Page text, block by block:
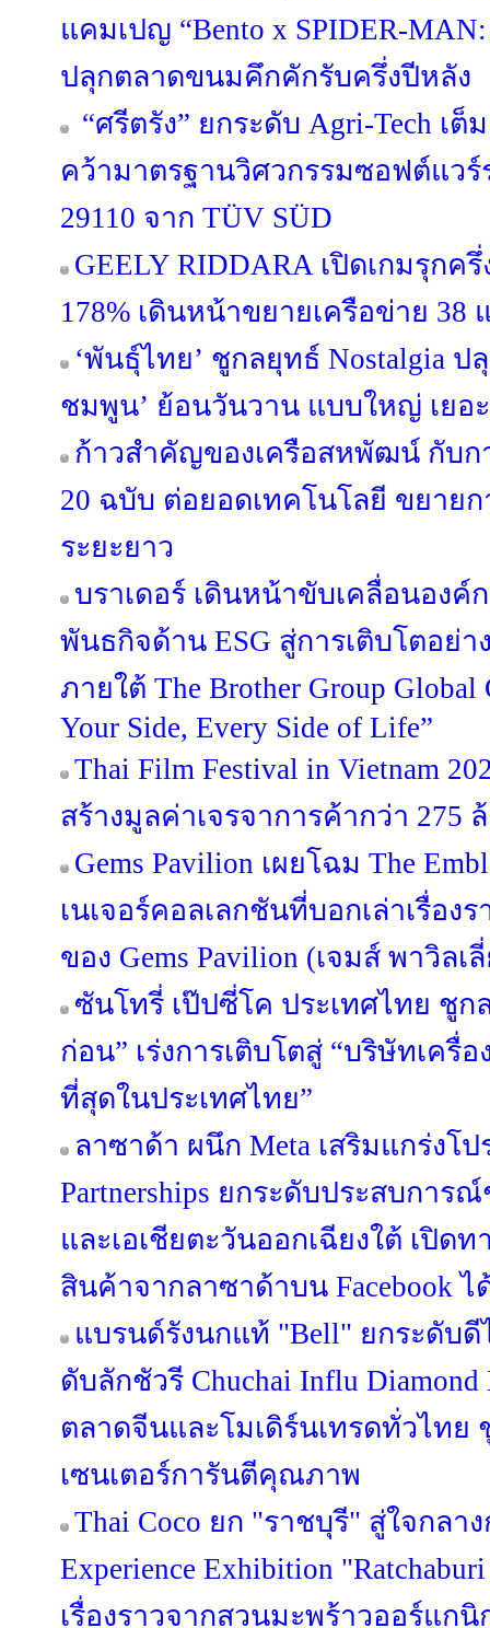
แคมเปญ “Bento x SPIDER-
ปลุกตลาดขนมคึกคักรับครึ่งปีหลัง
“ศรีตรัง” ยกระดับ Agri-Tech เ
คว้ามาตรฐานวิศวกรรมซอฟต์แวร์
29110 จาก TÜV SÜD
GEELY RIDDARA เปิดเกมรุกค
178% เดินหน้าขยายเครือข่าย 38
‘พันธุ์ไทย’ ชูกลยุทธ์ Nostalgia ป
ชมพูน’ ย้อนวันวาน แบบใหญ่ เยอ
ก้าวสำคัญของเครือสหพัฒน์ กับก
20 ฉบับ ต่อยอดเทคโนโลยี ขยาย
ระยะยาว
บราเดอร์ เดินหน้าขับเคลื่อนอง
พันธกิจด้าน ESG สู่การเติบโตอย่
ภายใต้ The Brother Group
Your Side, Every Side of Life”
Thai Film Festival in Vietnam
สร้างมูลค่าเจรจาการค้ากว่า 275
Gems Pavilion เผยโฉม The
เนเจอร์คอลเลกชันที่บอกเล่าเรื่อง
ของ Gems Pavilion (เจมส์ พาวิลเ
ซันโทรี่ เป๊ปซี่โค ประเทศไทย ชู
ก่อน” เร่งการเติบโตสู่ “บริษัทเครื่
ที่สุดในประเทศไทย”
ลาซาด้า ผนึก Meta เสริมแกร่งโ
Partnerships ยกระดับประสบการ
และเอเชียตะวันออกเฉียงใต้ เปิดท
สินค้าจากลาซาด้าบน Facebook
แบรนด์รังนกแท้ "Bell" ยกระดับ
ดับลักชัวรี Chuchai Influ
ตลาดจีนและโมเดิร์นเทรดทั่วไทย
เซนเตอร์การันตีคุณภาพ
Thai Coco ยก "ราชบุรี" สู่ใจกลาง
Experience Exhibition
เรื่องราวจากสวนมะพร้าวออร์แกนิ